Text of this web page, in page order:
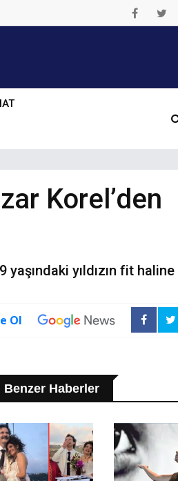
Korel’den
yıldızın fit haline
Ol
Benzer Haberler